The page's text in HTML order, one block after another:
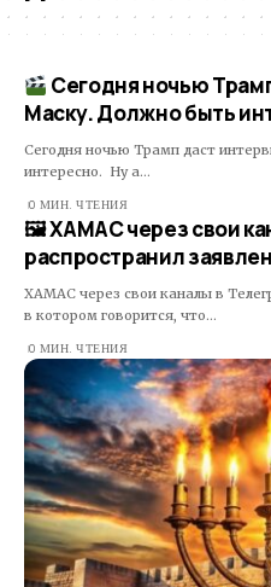
Сегодня ночью
Маску. Должно быть
Сегодня ночью Трамп даст
интересно. Ну а…
0 МИН. ЧТЕНИЯ
🖼 ХАМАС через свои
распространил
ХАМАС через свои каналы в
в котором говорится, что…
0 МИН. ЧТЕНИЯ